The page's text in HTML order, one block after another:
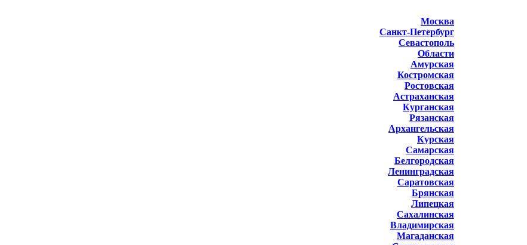
Москва
Санкт-Петербург
Севастополь
Области
Амурская
Костромская
Ростовская
Астраханская
Курганская
Рязанская
Архангельская
Курская
Самарская
Белгородская
Ленинградская
Саратовская
Брянская
Липецкая
Сахалинская
Владимирская
Магаданская